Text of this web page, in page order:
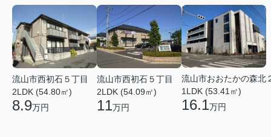
流山市西初石５丁目
2LDK (54.80㎡)
8.9万円
流山市西初石５丁目
2LDK (54.09㎡)
11万円
流山市おおたかの森北
1LDK (53.41㎡)
16.1万円